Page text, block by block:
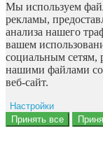
Мы используем
рекламы,
анализа нашего
вашем
социальным сетям,
нашими файлами
веб-сайт.
Настройки
Ad storage
Принять все